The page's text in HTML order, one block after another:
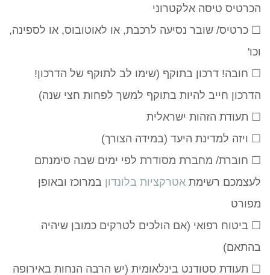
הכרטיס טיסה אלקטרוני
☐ כרטיס/ שובר נסיעה לרכבת, או לאוטובוס, או לספינה,
וכו'
☐ חובה! דרכון בתוקף (שימו לב לתוקף של הדרכון!
הדרכון חייב להיות בתוקף למשך לפחות חצי שנה)
☐ תעודת הזהות ישראלית
☐ ויזה למדינת היעד (במידה הצורך)
☐ חוברת/ מחברת מסודרת לפי ימים שבה סימנתם
לעצמכם רשימת אטרקציות בלונדון במרוכז ובאופן
מפורט
☐ ביטוח רפואי (אם הולכים לטרקים כמובן שיהיה
בהתאם)
☐ תעודת סטודנט בינלאומית (יש הרבה הנחות באירופה